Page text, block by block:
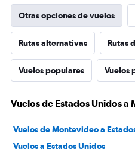
Otras opciones de vuelos
Rutas alternativas Rutas
Vuelos populares Vuelos
Vuelos de Estados Unidos a
Vuelos de Montevideo a
Vuelos a Estados Unidos